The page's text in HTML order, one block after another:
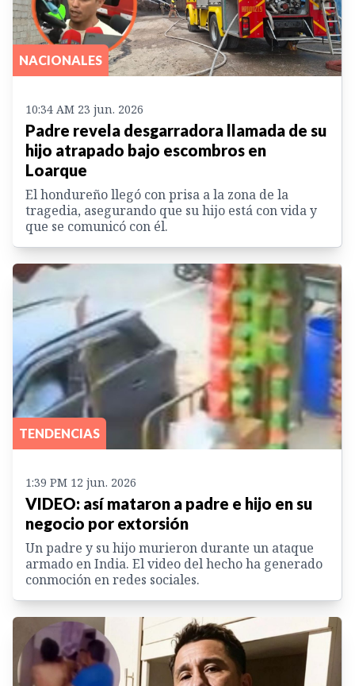
NACIONALES
10:34 AM 23 jun. 2026
Padre revela desgarradora llamada de su
hijo atrapado bajo escombros en
Loarque
El hondureño llegó con prisa a la zona de la
tragedia, asegurando que su hijo está con vida y
que se comunicó con él.
TENDENCIAS
1:39 PM 12 jun. 2026
VIDEO: así mataron a padre e hijo en su
negocio por extorsión
Un padre y su hijo murieron durante un ataque
armado en India. El video del hecho ha generado
conmoción en redes sociales.